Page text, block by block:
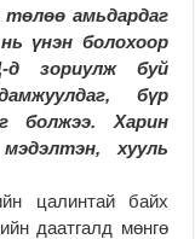
төлөө амьдардаг
үнэн болохоор
д зориулж буй
бүр
болжээ. Харин
хууль
цалинтай байх
даатгалд мөнгө